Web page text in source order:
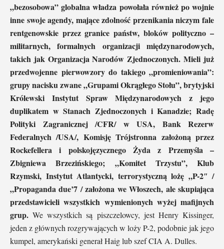
„bezosobowa” globalna władza powołała również po wojnie
inne swoje agendy, mające zdolność przenikania niczym fale
rentgenowskie przez granice państw, bloków polityczno –
militarnych, formalnych organizacji międzynarodowych,
takich jak Organizacja Narodów Zjednoczonych. Mieli już
przedwojenne pierwowzory do takiego „promieniowania”:
grupy nacisku zwane „Grupami Okrągłego Stołu”, brytyjski
Królewski Instytut Spraw Międzynarodowych z jego
duplikatem w Stanach Zjednoczonych i Kanadzie; Radę
Polityki Zagranicznej /CFR/ w USA, Bank Rezerw
Federalnych /USA/, Komisję Trójstronna założoną przez
Rockefellera i polskojęzycznego Żyda z Przemyśla –
Zbigniewa Brzezińskiego; „Komitet Trzystu”, Klub
Rzymski, Instytut Atlantycki, terrorystyczną lożę „P-2″ /
„Propaganda due’7 / założona we Włoszech, ale skupiająca
przedstawicieli wszystkich wymienionych wyżej mafijnych
grup. We wszystkich są piszczelowcy, jest Henry Kissinger,
jeden z głównych rozgrywających w loży P-2, podobnie jak jego
kumpel, amerykański generał Haig lub szef CIA A. Dulles.